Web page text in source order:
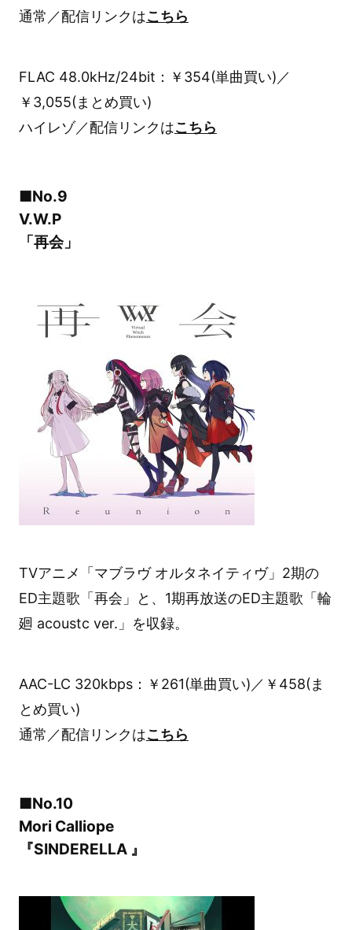
通常／配信リンクはこちら
FLAC 48.0kHz/24bit：￥354(単曲買い)／
￥3,055(まとめ買い)
ハイレゾ／配信リンクはこちら
■No.9
V.W.P
「再会」
TVアニメ「マブラヴ オルタネイティヴ」2期の
ED主題歌「再会」と、1期再放送のED主題歌「輪
廻 acoustc ver.」を収録。
AAC-LC 320kbps：￥261(単曲買い)／￥458(ま
とめ買い)
通常／配信リンクはこちら
■No.10
Mori Calliope
『SINDERELLA 』